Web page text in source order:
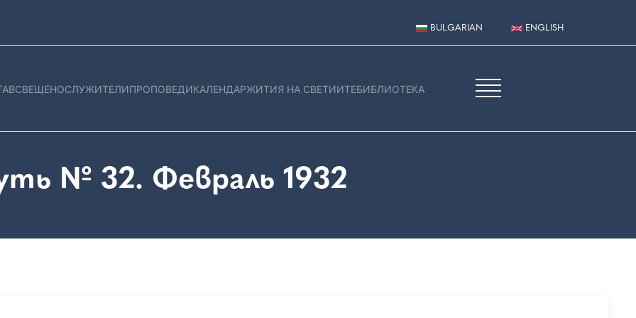
BULGARIAN ENGLISH
СВЕЩЕНОСЛУЖИТЕЛИПРОПОВЕДИКАЛЕНДАРЖИТИЯ НА СВЕТИИТЕБИБЛИОТЕКА
№ 32. Февраль 1932